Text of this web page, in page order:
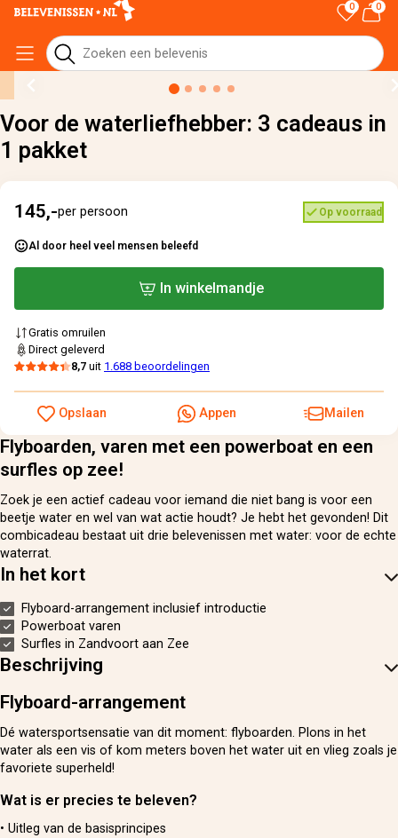
0 0
› Voor de waterliefhebber: 3 cadeaus in 1 pakket
Voor de waterliefhebber: 3 cadeaus in
1 pakket
Flyboarden, varen met een powerboat en een
surfles op zee!
Zoek je een actief cadeau voor iemand die niet bang is voor een
beetje water en wel van wat actie houdt? Je hebt het gevonden! Dit
combicadeau bestaat uit drie belevenissen met water: voor de echte
waterrat.
In het kort
Flyboard-arrangement inclusief introductie
Powerboat varen
Surfles in Zandvoort aan Zee
Beschrijving
Flyboard-arrangement
Dé watersportsensatie van dit moment: flyboarden. Plons in het
water als een vis of kom meters boven het water uit en vlieg zoals je
favoriete superheld!
Wat is er precies te beleven?
• Uitleg van de basisprincipes
145,-per persoon Op voorraad
Al door heel veel mensen beleefd
In winkelmandje
Gratis omruilen
Direct geleverd
8,7 uit 1.688 beoordelingen
Opslaan Appen Mailen